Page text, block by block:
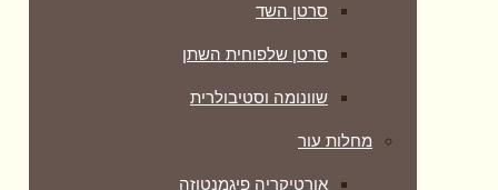
סרטן השד
סרטן שלפוחית השתן
שוונומה וסטיבולרית
מחלות עור
אורטיקריה פיגמנטוזה